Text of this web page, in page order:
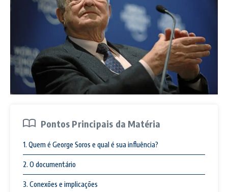
Pontos Principais da Matéria
1. Quem é George Soros e qual é sua influência?
2. O documentário
3. Conexões e implicações